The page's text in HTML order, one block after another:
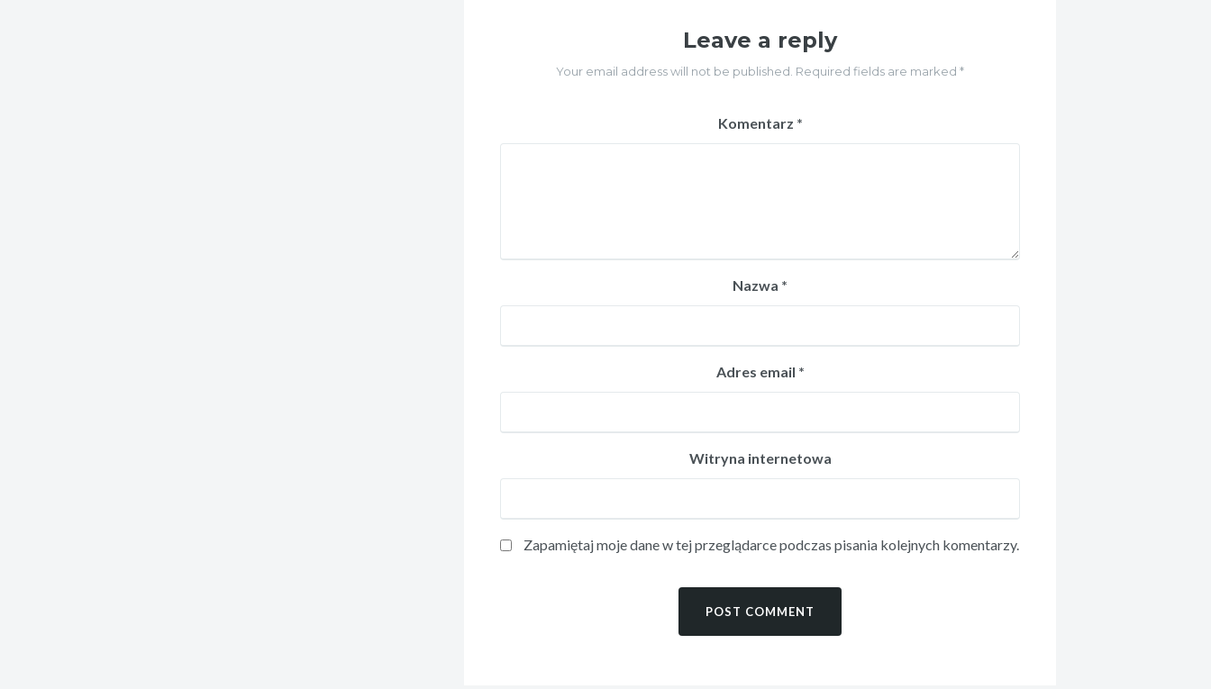
Leave a reply
Your email address will not be published. Required fields are marked *
Komentarz *
Nazwa *
Adres email *
Witryna internetowa
Zapamiętaj moje dane w tej przeglądarce podczas pisania kolejnych komentarzy.